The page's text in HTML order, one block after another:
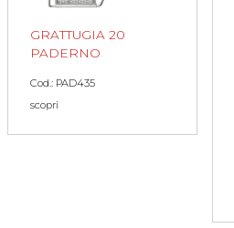
GRATTUGIA 20
PADERNO
Cod.: PAD435
scopri